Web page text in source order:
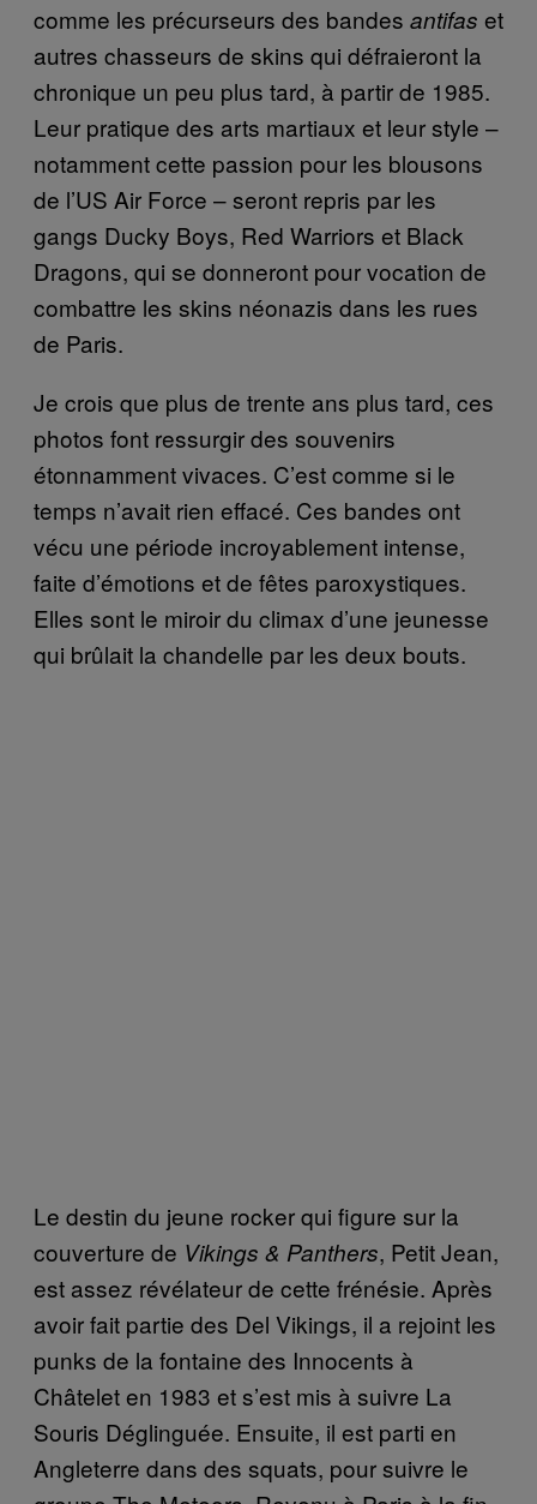
comme les précurseurs des bandes antifas et
autres chasseurs de skins qui défraieront la
chronique un peu plus tard, à partir de 1985.
Leur pratique des arts martiaux et leur style –
notamment cette passion pour les blousons
de l’US Air Force – seront repris par les
gangs Ducky Boys, Red Warriors et Black
Dragons, qui se donneront pour vocation de
combattre les skins néonazis dans les rues
de Paris.
Je crois que plus de trente ans plus tard, ces
photos font ressurgir des souvenirs
étonnamment vivaces. C’est comme si le
temps n’avait rien effacé. Ces bandes ont
vécu une période incroyablement intense,
faite d’émotions et de fêtes paroxystiques.
Elles sont le miroir du climax d’une jeunesse
qui brûlait la chandelle par les deux bouts.
Le destin du jeune rocker qui figure sur la
couverture de Vikings & Panthers, Petit Jean,
est assez révélateur de cette frénésie. Après
avoir fait partie des Del Vikings, il a rejoint les
punks de la fontaine des Innocents à
Châtelet en 1983 et s’est mis à suivre La
Souris Déglinguée. Ensuite, il est parti en
Angleterre dans des squats, pour suivre le